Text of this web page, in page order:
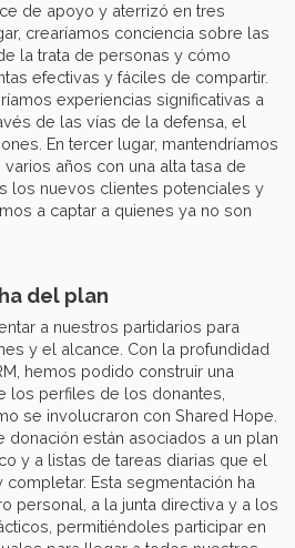
de apoyo y aterrizó en tres
crearíamos conciencia sobre las
la trata de personas y cómo
efectivas y fáciles de compartir.
experiencias significativas a
de las vías de la defensa, el
En tercer lugar, mantendríamos
años con una alta tasa de
los nuevos clientes potenciales y
a captar a quienes ya no son
del plan
a nuestros partidarios para
y el alcance. Con la profundidad
hemos podido construir una
los perfiles de los donantes,
se involucraron con Shared Hope.
donación están asociados a un plan
y a listas de tareas diarias que el
Esta segmentación ha
personal, a la junta directiva y a los
permitiéndoles participar en